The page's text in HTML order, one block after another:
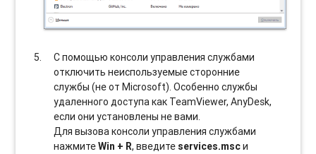
С помощью консоли управления службами
отключить неиспользуемые сторонние
службы (не от Microsoft). Особенно службы
удаленного доступа как TeamViewer, AnyDesk,
если они установлены не вами.
Для вызова консоли управления службами
нажмитеWin + R, введите services.mscи